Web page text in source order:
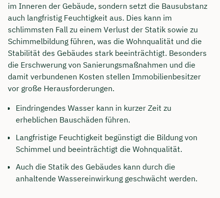
im Inneren der Gebäude, sondern setzt die Bausubstanz
auch langfristig Feuchtigkeit aus. Dies kann im
schlimmsten Fall zu einem Verlust der Statik sowie zu
Schimmelbildung führen, was die Wohnqualität und die
Stabilität des Gebäudes stark beeinträchtigt. Besonders
die Erschwerung von Sanierungsmaßnahmen und die
damit verbundenen Kosten stellen Immobilienbesitzer
vor große Herausforderungen.
Eindringendes Wasser kann in kurzer Zeit zu
erheblichen Bauschäden führen.
Langfristige Feuchtigkeit begünstigt die Bildung von
Schimmel und beeinträchtigt die Wohnqualität.
Auch die Statik des Gebäudes kann durch die
anhaltende Wassereinwirkung geschwächt werden.